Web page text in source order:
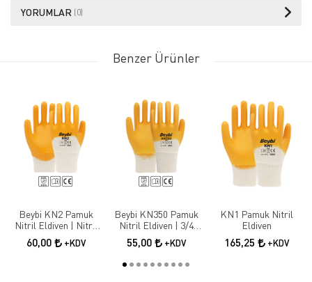
YORUMLAR (0)
Benzer Ürünler
Beybi KN2 Pamuk
Nitril Eldiven | Nitril
Kaplama İş Güvenliği
Eldiveni
60,00 +KDV
Beybi KN350 Pamuk
Nitril Eldiven | 3/4
Nitril Kaplama İş
Eldiveni
55,00 +KDV
KN1 Pamuk Nitril
Eldiven
165,25 +KDV